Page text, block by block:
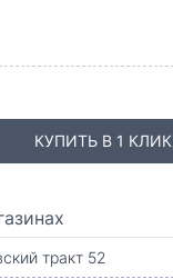
КУПИТЬ В 1 КЛИК
тракт 52